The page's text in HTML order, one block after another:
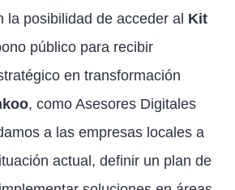
la posibilidad de acceder al Kit
público para recibir
en transformación
, como Asesores Digitales
a las empresas locales a
actual, definir un plan de